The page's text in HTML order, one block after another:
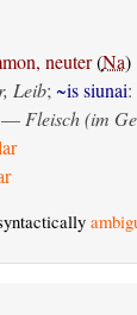
neuter(Na)
Leib; ~is siunai:
— Fleisch (im